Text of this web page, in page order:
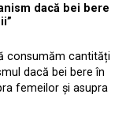
dacă bei bere
consumăm cantități
dacă bei bere în
femeilor și asupra